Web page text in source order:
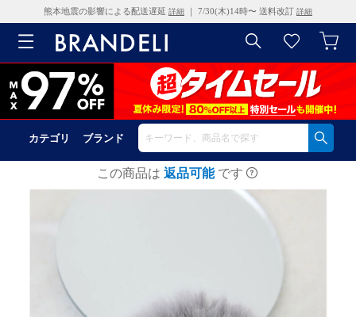
熊本地震の影響による配送遅延 詳細 ｜ 7/30(木)14時〜 送料改訂 詳細
カテゴリ ブランド
この商品は 返品可能 です